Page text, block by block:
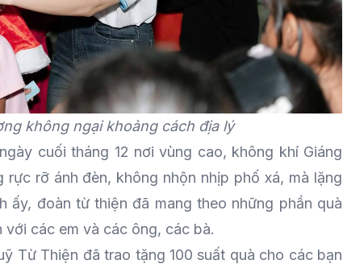
không ngại khoảng cách địa lý
cuối tháng 12 nơi vùng cao, không khí Giáng
rực rỡ ánh đèn, không nhộn nhịp phố xá, mà lặng
ấy, đoàn từ thiện đã mang theo những phần quà
các em và các ông, các bà.
Từ Thiện đã trao tặng 100 suất quà cho các bạn